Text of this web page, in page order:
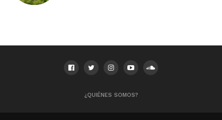
más pequeño, antiguo y tradicional de la capital
¿QUIÉNES SOMOS?